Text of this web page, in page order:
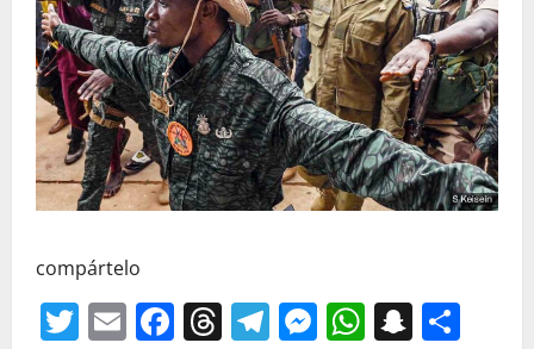
compártelo
Twitter
EmailFacebook
Threads
Telegram
Messenger